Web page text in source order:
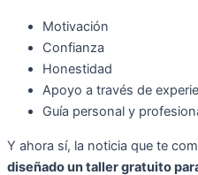
Motivación
Confianza
Honestidad
Apoyo a través de
Guía personal y
Y ahora sí, la noticia que te
diseñado un taller gratuito